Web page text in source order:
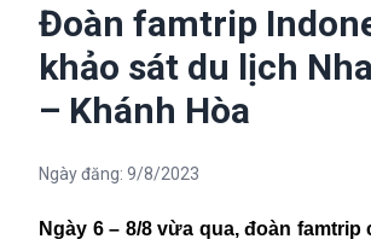
Đoàn famtrip
khảo sát du lịch
– Khánh Hòa
Ngày đăng: 9/8/2023
Ngày 6 – 8/8 vừa qua, đoàn famtrip